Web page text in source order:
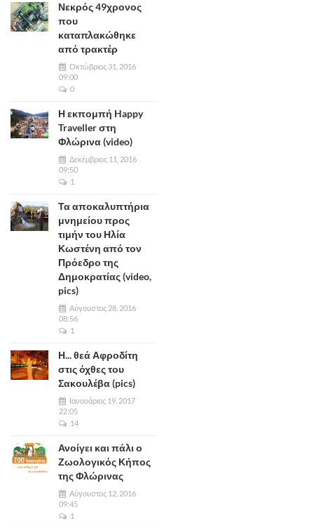
Νεκρός 49χρονος
που
καταπλακώθηκε
από τρακτέρ
Οκτώβριος 31, 2016
09:00
0
Η εκπομπή Happy
Traveller στη
Φλώρινα (video)
Δεκέμβριος 11, 2016
09:50
1
Τα αποκαλυπτήρια
μνημείου προς
τιμήν του Ηλία
Κωστένη από τον
Πρόεδρο της
Δημοκρατίας (video,
pics)
Αύγουστος 28, 2016
08:56
1
Η... θεά Αφροδίτη
στις όχθες του
Σακουλέβα (pics)
Ιανουάριος 19, 2017
22:05
14
Ανοίγει και πάλι ο
Ζωολογικός Κήπος
της Φλώρινας
Αύγουστος 12, 2016
09:45
1